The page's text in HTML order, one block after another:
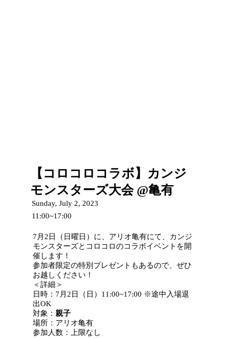
【コロコロコラボ】カンジ
モンスターズ大会 @亀有
7月2日（日曜日）に、アリオ亀有にて、カンジ
モンスターズとコロコロのコラボイベントを開
催します！
参加者限定の特別プレゼントもあるので、ぜひ
お越しください！
＜詳細＞
日時：7月2日（日）11:00~17:00 ※途中入場退
出OK
対象： 親子
場所：アリオ亀有
参加人数：上限なし
Sunday, July 2, 2023
11:00~17:00